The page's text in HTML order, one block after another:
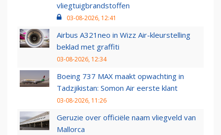
vliegtuigbrandstoffen
03-08-2026, 12:41
Airbus A321neo in Wizz Air-kleurstelling
beklad met graffiti
03-08-2026, 12:34
Boeing 737 MAX maakt opwachting in
Tadzjikistan: Somon Air eerste klant
03-08-2026, 11:26
Geruzie over officiële naam vliegveld van
Mallorca